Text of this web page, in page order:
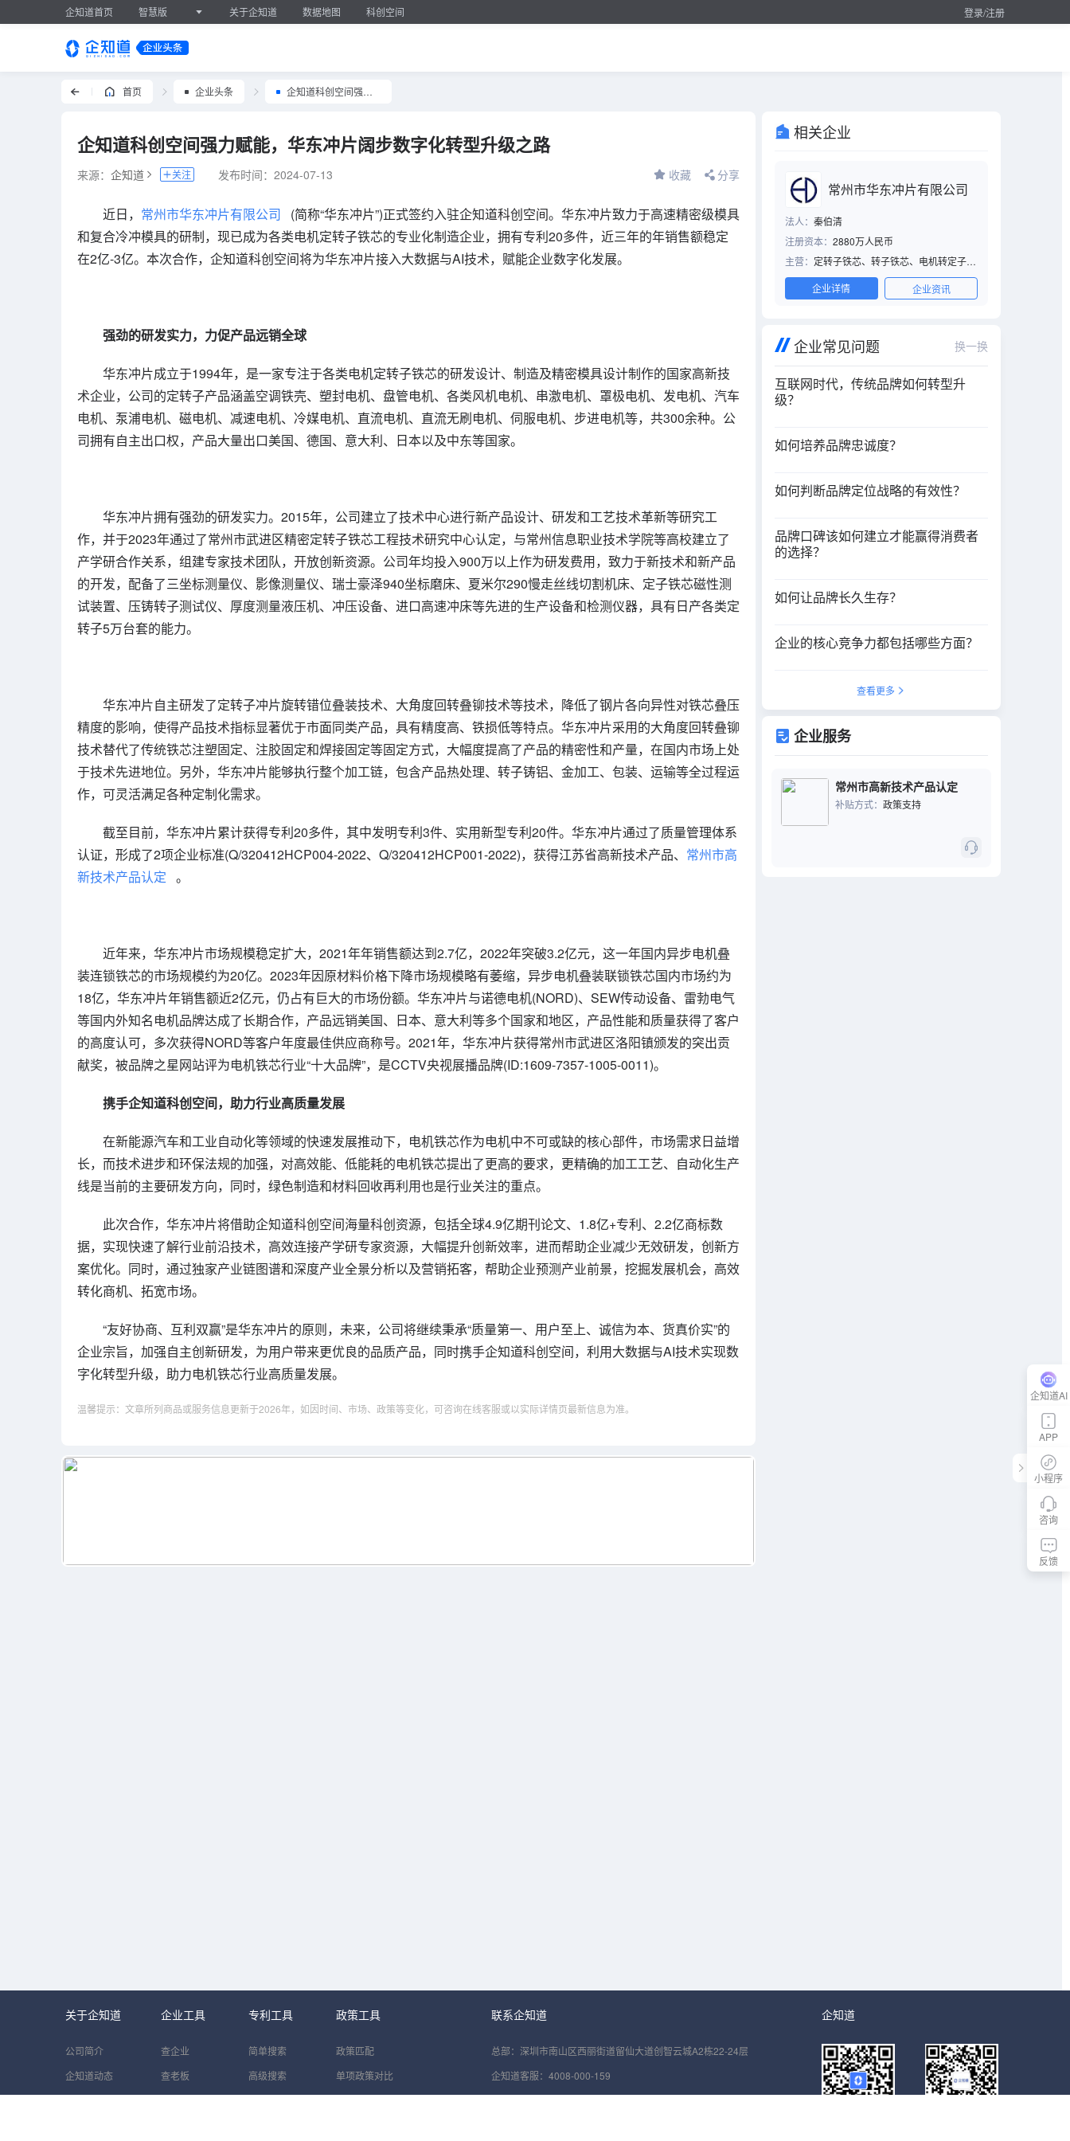
企知道首页 智慧版 关于企知道 数据地图 科创空间 登录/注册
首页 企业头条 企知道科创空间强力赋能，华东冲片阔步数字化转型升级之路
企知道科创空间强力赋能，华东冲片阔步数字化转型升级之路
来源： 企知道 关注 发布时间： 2024-07-13 收藏 分享
近日， 常州市华东冲片有限公司
(简称“华东冲片”)正式签约入驻企知道科创空间。华东冲片致力于高速精密级模具
和复合冷冲模具的研制，现已成为各类电机定转子铁芯的专业化制造企业，拥有专利20多件，近三年的年销售额稳定
在2亿-3亿。本次合作，企知道科创空间将为华东冲片接入大数据与AI技术，赋能企业数字化发展。
强劲的研发实力，力促产品远销全球
华东冲片成立于1994年，是一家专注于各类电机定转子铁芯的研发设计、制造及精密模具设计制作的国家高新技
术企业，公司的定转子产品涵盖空调铁壳、塑封电机、盘管电机、各类风机电机、串激电机、罩极电机、发电机、汽车
电机、泵浦电机、磁电机、减速电机、冷媒电机、直流电机、直流无刷电机、伺服电机、步进电机等，共300余种。公
司拥有自主出口权，产品大量出口美国、德国、意大利、日本以及中东等国家。
华东冲片拥有强劲的研发实力。2015年，公司建立了技术中心进行新产品设计、研发和工艺技术革新等研究工
作，并于2023年通过了常州市武进区精密定转子铁芯工程技术研究中心认定，与常州信息职业技术学院等高校建立了
产学研合作关系，组建专家技术团队，开放创新资源。公司年均投入900万以上作为研发费用，致力于新技术和新产品
的开发，配备了三坐标测量仪、影像测量仪、瑞士豪泽940坐标磨床、夏米尔290慢走丝线切割机床、定子铁芯磁性测
试装置、压铸转子测试仪、厚度测量液压机、冲压设备、进口高速冲床等先进的生产设备和检测仪器，具有日产各类定
转子5万台套的能力。
华东冲片自主研发了定转子冲片旋转错位叠装技术、大角度回转叠铆技术等技术，降低了钢片各向异性对铁芯叠压
精度的影响，使得产品技术指标显著优于市面同类产品，具有精度高、铁损低等特点。华东冲片采用的大角度回转叠铆
技术替代了传统铁芯注塑固定、注胶固定和焊接固定等固定方式，大幅度提高了产品的精密性和产量，在国内市场上处
于技术先进地位。另外，华东冲片能够执行整个加工链，包含产品热处理、转子铸铝、金加工、包装、运输等全过程运
作，可灵活满足各种定制化需求。
截至目前，华东冲片累计获得专利20多件，其中发明专利3件、实用新型专利20件。华东冲片通过了质量管理体系
认证，形成了2项企业标准(Q/320412HCP004-2022、Q/320412HCP001-2022)，获得江苏省高新技术产品、 常州市高
新技术产品认定 。
近年来，华东冲片市场规模稳定扩大，2021年年销售额达到2.7亿，2022年突破3.2亿元，这一年国内异步电机叠
装连锁铁芯的市场规模约为20亿。2023年因原材料价格下降市场规模略有萎缩，异步电机叠装联锁铁芯国内市场约为
18亿，华东冲片年销售额近2亿元，仍占有巨大的市场份额。华东冲片与诺德电机(NORD)、SEW传动设备、雷勃电气
等国内外知名电机品牌达成了长期合作，产品远销美国、日本、意大利等多个国家和地区，产品性能和质量获得了客户
的高度认可，多次获得NORD等客户年度最佳供应商称号。2021年，华东冲片获得常州市武进区洛阳镇颁发的突出贡
献奖，被品牌之星网站评为电机铁芯行业“十大品牌”，是CCTV央视展播品牌(ID:1609-7357-1005-0011)。
携手企知道科创空间，助力行业高质量发展
在新能源汽车和工业自动化等领域的快速发展推动下，电机铁芯作为电机中不可或缺的核心部件，市场需求日益增
长，而技术进步和环保法规的加强，对高效能、低能耗的电机铁芯提出了更高的要求，更精确的加工工艺、自动化生产
线是当前的主要研发方向，同时，绿色制造和材料回收再利用也是行业关注的重点。
此次合作，华东冲片将借助企知道科创空间海量科创资源，包括全球4.9亿期刊论文、1.8亿+专利、2.2亿商标数
据，实现快速了解行业前沿技术，高效连接产学研专家资源，大幅提升创新效率，进而帮助企业减少无效研发，创新方
案优化。同时，通过独家产业链图谱和深度产业全景分析以及营销拓客，帮助企业预测产业前景，挖掘发展机会，高效
转化商机、拓宽市场。
“友好协商、互利双赢”是华东冲片的原则，未来，公司将继续秉承“质量第一、用户至上、诚信为本、货真价实”的
企业宗旨，加强自主创新研发，为用户带来更优良的品质产品，同时携手企知道科创空间，利用大数据与AI技术实现数
字化转型升级，助力电机铁芯行业高质量发展。
温馨提示：文章所列商品或服务信息更新于2026年，如因时间、市场、政策等变化，可咨询在线客服或以实际详情页最新信息为准。
相关企业
常州市华东冲片有限公司
法人： 秦伯清
注册资本： 2880万人民币
主营： 定转子铁芯、转子铁芯、电机转定子铁
芯、电机定转子冲片、电动车电机卷片铁芯、
转子精、定子转子、定子铁芯、电机定子转子
铁芯冲片、定转子机加、电机配件、定转子冲
转子冲片、制冷压缩机定转子、电机定转子铁
芯、电机冲片、水泵电机、传动设备电机、电
机、定子磁极、油烟机电动机冲片、电动机配
件、压缩机电机、定子、铁芯、定子片、铁芯
冲片、冲片、硅钢片
企业详情 企业资讯
企业常见问题 换一换
互联网时代，传统品牌如何转型升
级？
如何培养品牌忠诚度？
如何判断品牌定位战略的有效性？
品牌口碑该如何建立才能赢得消费者
的选择？
如何让品牌长久生存？
企业的核心竞争力都包括哪些方面？
查看更多
企业服务
常州市高新技术产品认定
补贴方式： 政策支持
企知道AI
APP
小程序
咨询
反馈
关于企知道
公司简介
企知道动态
企业工具
查企业
查老板
专利工具
简单搜索
高级搜索
政策工具
政策匹配
单项政策对比
联系企知道
总部： 深圳市南山区西丽街道留仙大道创智云城A2栋22-24层
企知道客服：4008-000-159
企知道